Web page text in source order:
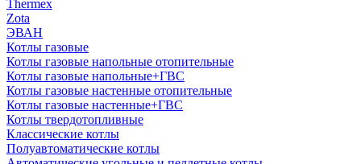
Thermex
Zota
ЭВАН
Котлы газовые
Котлы газовые напольные отопительные
Котлы газовые напольные+ГВС
Котлы газовые настенные отопительные
Котлы газовые настенные+ГВС
Котлы твердотопливные
Классические котлы
Полуавтоматические котлы